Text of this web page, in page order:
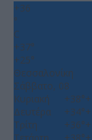
+36
°
C
+37°
+25°
Θεσσαλονίκη
Σάββατο, 08
Κυριακή
+38°+
Δευτέρα
+34°+
Τρίτη
+36°+
Τετάρτη
+38°+